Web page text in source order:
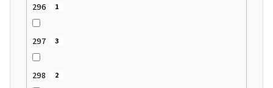
296 1
297 3
298 2